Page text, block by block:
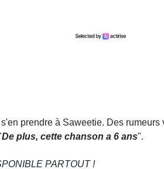
prendre à Saweetie. Des rumeurs
De plus, cette chanson a 6 ans".
PARTOUT !